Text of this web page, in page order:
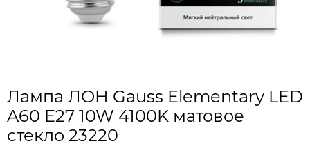
Лампа ЛОН Gauss Elementary LED
A60 E27 10W 4100K матовое
стекло 23220